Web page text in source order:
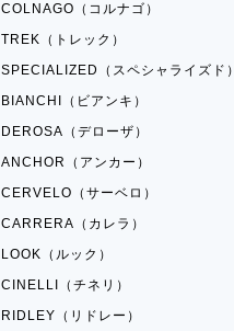
COLNAGO（コルナゴ）
TREK（トレック）
SPECIALIZED（スペシャライズド）
BIANCHI（ビアンキ）
DEROSA（デローザ）
ANCHOR（アンカー）
CERVELO（サーベロ）
CARRERA（カレラ）
LOOK（ルック）
CINELLI（チネリ）
RIDLEY（リドレー）